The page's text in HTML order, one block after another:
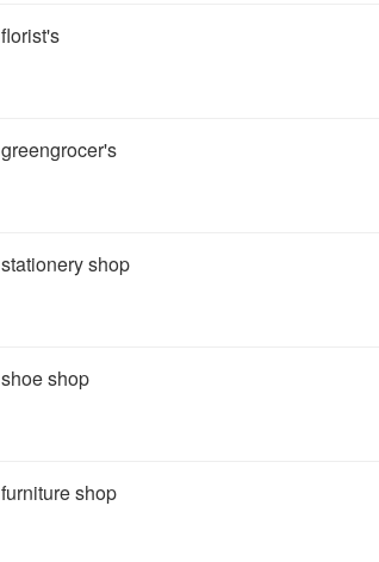
florist's
greengrocer's
stationery shop
shoe shop
furniture shop